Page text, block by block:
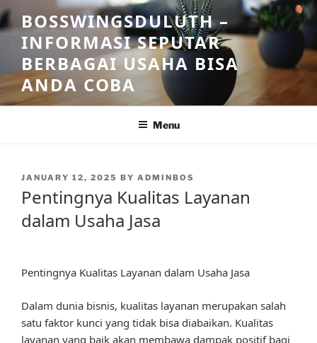
Skip
to
content
BOSSWINGSDULUTH –
INFORMASI SEPUTAR
BERBAGAI USAHA BISA
ANDA COBA
Menu
POSTED
JANUARY 12, 2025 BY ADMINBOS
Pentingnya Kualitas Layanan
dalam Usaha Jasa
Pentingnya Kualitas Layanan dalam Usaha Jasa
Dalam dunia bisnis, kualitas layanan merupakan salah
satu faktor kunci yang tidak bisa diabaikan. Kualitas
layanan yang baik akan membawa dampak positif bagi